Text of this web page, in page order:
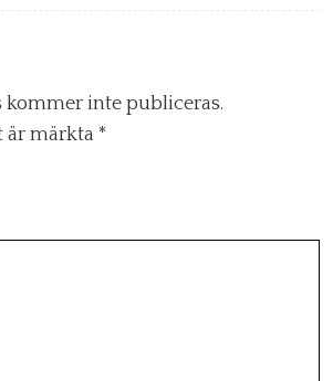
kommer inte publiceras.
är märkta *